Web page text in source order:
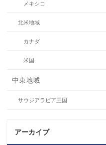
メキシコ
北米地域
カナダ
米国
中東地域
サウジアラビア王国
アーカイブ